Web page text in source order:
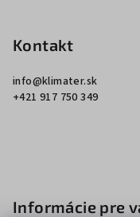
Kontakt
info@klimater.sk
+421 917 750 349
Informácie pre